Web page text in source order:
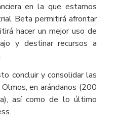
en la que estamos
Beta permitirá afrontar
hacer un mejor uso de
y destinar recursos a
concluir y consolidar las
en arándanos (200
así como de lo último